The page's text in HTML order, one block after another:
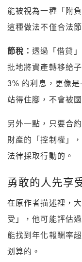
能被視為一種「附
這種做法不僅合法
節稅： 透過「借貸
批地將資產轉移給
3% 的利息，更像
站得住腳，不會被
另外一點，只要合
財產的「控制權」
法律採取行動的。
勇敢的人先享
在原作者描述裡，
受」，他可能評估
能找到年化報酬率
划算的。